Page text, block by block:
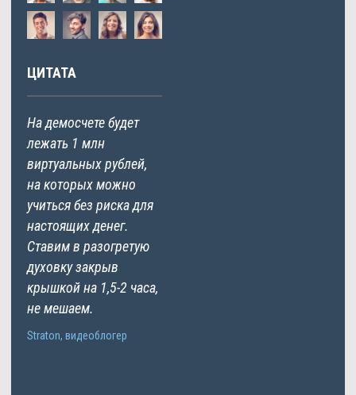
ЦИТАТА
На демосчете будет
лежать 1 млн
виртуальных рублей,
на которых можно
учиться без риска для
настоящих денег.
Ставим в разогретую
духовку закрыв
крышкой на 1,5-2 часа,
не мешаем.
Straton, видеоблогер